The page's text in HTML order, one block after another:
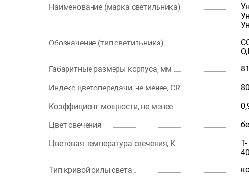
Наименование (марка светильника)
Обозначение (тип светильника)
Габаритные размеры корпуса, мм
Индекс цветопередачи, не менее, CRI 80
Коэффициент мощности, не менее
Цвет свечения
Цветовая температура свечения, К
Т-
Тип кривой силы света